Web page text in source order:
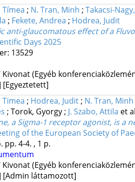
Tímea ; N. Tran, Minh ; Takacsi-
; Fekete, Andrea ; Hodrea, Judit
anti-glaucomatous effect of a
Days 2025
13529
(Egyéb
[Egyeztetett]
Timea ; Hodrea, Judit; N. Tran, Minh
; Torok, Gyorgy; J. Szabo, Attila et
a Sigma-1 receptor agonist, is a
of the European Society of
pp. 4-4. , 1 p.
(Egyéb
[Admin láttamozott]